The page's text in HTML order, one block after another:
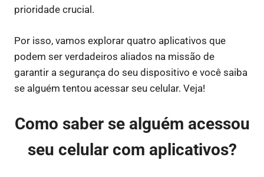
prioridade crucial.
Por isso, vamos explorar quatro aplicativos que
podem ser verdadeiros aliados na missão de
garantir a segurança do seu dispositivo e você saiba
se alguém tentou acessar seu celular. Veja!
Como saber se alguém acessou
seu celular com aplicativos?